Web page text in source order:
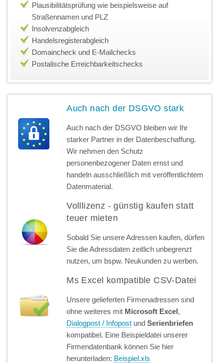
Plausibilitätsprüfung wie beispielsweise auf
Straßennamen und PLZ
Insolvenzabgleich
Handelsregisterabgleich
Domaincheck und E-Mailchecks
Postalische Erreichbarkeitschecks
Auch nach der DSGVO stark
Auch nach der DSGVO bleiben wir Ihr
starker Partner in der Datenbeschaffung.
Wir nehmen den Schutz
personenbezogener Daten ernst und
handeln ausschließlich mit veröffentlichtem
Datenmaterial.
Volllizenz - günstig kaufen statt
teuer mieten
Sobald Sie unsere Adressen kaufen, dürfen
Sie die Adressdaten zeitlich unbegrenzt
nutzen, um bspw. Neukunden zu werben.
Ms Excel kompatible CSV-Datei
Unsere gelieferten Firmenadressen sind
ohne weiteres mit Microsoft Excel,
Dialogpost / Infopost undSerienbriefen
kompatibel. Eine Beispieldatei unserer
Firmendatenbank können Sie hier
herunterladen: Beispiel.xls